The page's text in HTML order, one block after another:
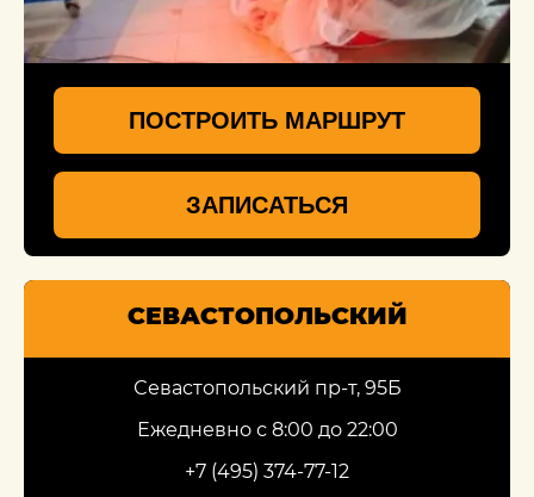
ПОСТРОИТЬ МАРШРУТ
ЗАПИСАТЬСЯ
СЕВАСТОПОЛЬСКИЙ
Севастопольский пр-т, 95Б
Ежедневно с 8:00 до 22:00
+7 (495) 374-77-12